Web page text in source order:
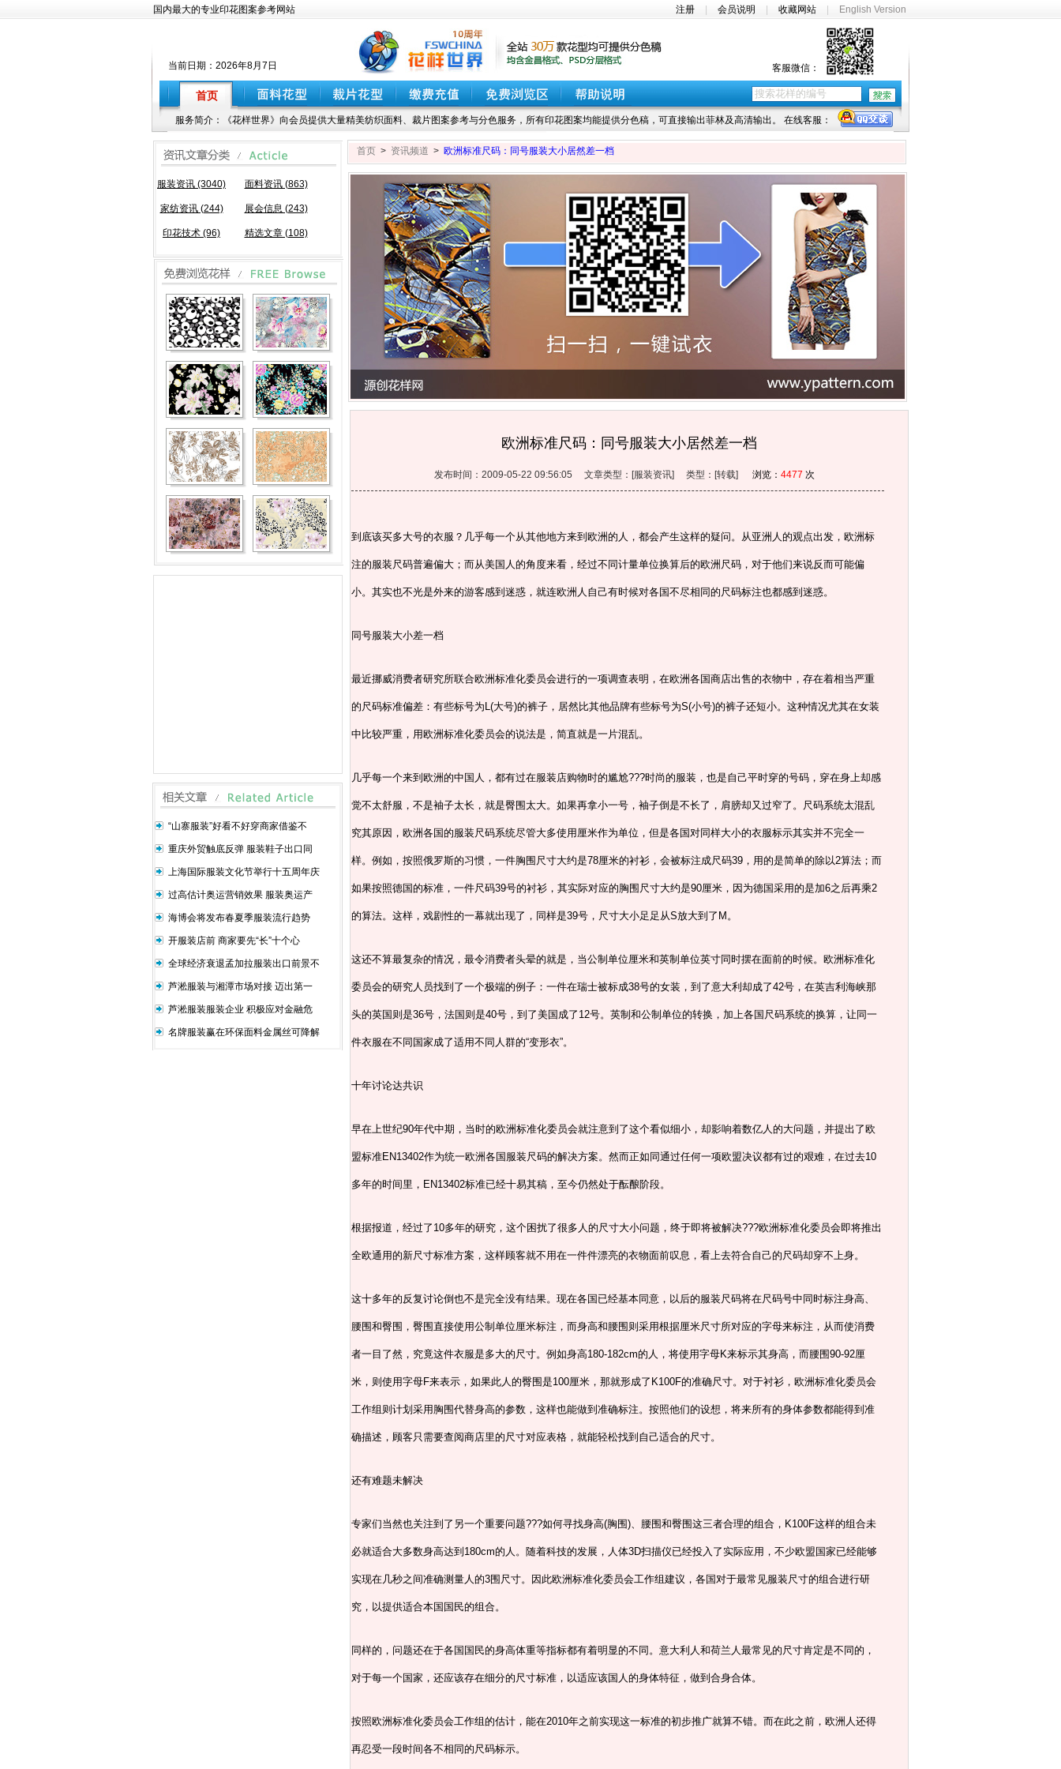
国内最大的专业印花图案参考网站 注册 会员说明 收藏网站 English Version
首页
当前日期： 2026年8月7日 客服微信：
服务简介：《花样世界》向会员提供大量精美纺织面料、裁片图案参考与分色服务，所有印花图案均能提供分色稿，可直接输出菲林及高清输出。 在线客服：
服装资讯 (3040) 面料资讯 (863)
家纺资讯 (244) 展会信息 (243)
印花技术 (96) 精选文章 (108)
“山寨服装”好看不好穿商家借鉴不
重庆外贸触底反弹 服装鞋子出口同
上海国际服装文化节举行十五周年庆
过高估计奥运营销效果 服装奥运产
海博会将发布春夏季服装流行趋势
开服装店前 商家要先“长”十个心
全球经济衰退孟加拉服装出口前景不
芦淞服装与湘潭市场对接 迈出第一
芦淞服装服装企业 积极应对金融危
名牌服装赢在环保面料金属丝可降解
首页> 资讯频道 > 欧洲标准尺码：同号服装大小居然差一档
欧洲标准尺码：同号服装大小居然差一档
发布时间：2009-05-22 09:56:05 文章类型：[服装资讯] 类型：[转载] 浏览： 4477 次
到底该买多大号的衣服？几乎每一个从其他地方来到欧洲的人，都会产生这样的疑问。从亚洲人的观点出发，欧洲标
注的服装尺码普遍偏大；而从美国人的角度来看，经过不同计量单位换算后的欧洲尺码，对于他们来说反而可能偏
小。其实也不光是外来的游客感到迷惑，就连欧洲人自己有时候对各国不尽相同的尺码标注也都感到迷惑。
同号服装大小差一档
最近挪威消费者研究所联合欧洲标准化委员会进行的一项调查表明，在欧洲各国商店出售的衣物中，存在着相当严重
的尺码标准偏差：有些标号为L(大号)的裤子，居然比其他品牌有些标号为S(小号)的裤子还短小。这种情况尤其在女装
中比较严重，用欧洲标准化委员会的说法是，简直就是一片混乱。
几乎每一个来到欧洲的中国人，都有过在服装店购物时的尴尬???时尚的服装，也是自己平时穿的号码，穿在身上却感
觉不太舒服，不是袖子太长，就是臀围太大。如果再拿小一号，袖子倒是不长了，肩膀却又过窄了。尺码系统太混乱
究其原因，欧洲各国的服装尺码系统尽管大多使用厘米作为单位，但是各国对同样大小的衣服标示其实并不完全一
样。例如，按照俄罗斯的习惯，一件胸围尺寸大约是78厘米的衬衫，会被标注成尺码39，用的是简单的除以2算法；而
如果按照德国的标准，一件尺码39号的衬衫，其实际对应的胸围尺寸大约是90厘米，因为德国采用的是加6之后再乘2
的算法。这样，戏剧性的一幕就出现了，同样是39号，尺寸大小足足从S放大到了M。
这还不算最复杂的情况，最令消费者头晕的就是，当公制单位厘米和英制单位英寸同时摆在面前的时候。欧洲标准化
委员会的研究人员找到了一个极端的例子：一件在瑞士被标成38号的女装，到了意大利却成了42号，在英吉利海峡那
头的英国则是36号，法国则是40号，到了美国成了12号。英制和公制单位的转换，加上各国尺码系统的换算，让同一
件衣服在不同国家成了适用不同人群的“变形衣”。
十年讨论达共识
早在上世纪90年代中期，当时的欧洲标准化委员会就注意到了这个看似细小，却影响着数亿人的大问题，并提出了欧
盟标准EN13402作为统一欧洲各国服装尺码的解决方案。然而正如同通过任何一项欧盟决议都有过的艰难，在过去10
多年的时间里，EN13402标准已经十易其稿，至今仍然处于酝酿阶段。
根据报道，经过了10多年的研究，这个困扰了很多人的尺寸大小问题，终于即将被解决???欧洲标准化委员会即将推出
全欧通用的新尺寸标准方案，这样顾客就不用在一件件漂亮的衣物面前叹息，看上去符合自己的尺码却穿不上身。
这十多年的反复讨论倒也不是完全没有结果。现在各国已经基本同意，以后的服装尺码将在尺码号中同时标注身高、
腰围和臀围，臀围直接使用公制单位厘米标注，而身高和腰围则采用根据厘米尺寸所对应的字母来标注，从而使消费
者一目了然，究竟这件衣服是多大的尺寸。例如身高180-182cm的人，将使用字母K来标示其身高，而腰围90-92厘
米，则使用字母F来表示，如果此人的臀围是100厘米，那就形成了K100F的准确尺寸。对于衬衫，欧洲标准化委员会
工作组则计划采用胸围代替身高的参数，这样也能做到准确标注。按照他们的设想，将来所有的身体参数都能得到准
确描述，顾客只需要查阅商店里的尺寸对应表格，就能轻松找到自己适合的尺寸。
还有难题未解决
专家们当然也关注到了另一个重要问题???如何寻找身高(胸围)、腰围和臀围这三者合理的组合，K100F这样的组合未
必就适合大多数身高达到180cm的人。随着科技的发展，人体3D扫描仪已经投入了实际应用，不少欧盟国家已经能够
实现在几秒之间准确测量人的3围尺寸。因此欧洲标准化委员会工作组建议，各国对于最常见服装尺寸的组合进行研
究，以提供适合本国国民的组合。
同样的，问题还在于各国国民的身高体重等指标都有着明显的不同。意大利人和荷兰人最常见的尺寸肯定是不同的，
对于每一个国家，还应该存在细分的尺寸标准，以适应该国人的身体特征，做到合身合体。
按照欧洲标准化委员会工作组的估计，能在2010年之前实现这一标准的初步推广就算不错。而在此之前，欧洲人还得
再忍受一段时间各不相同的尺码标示。